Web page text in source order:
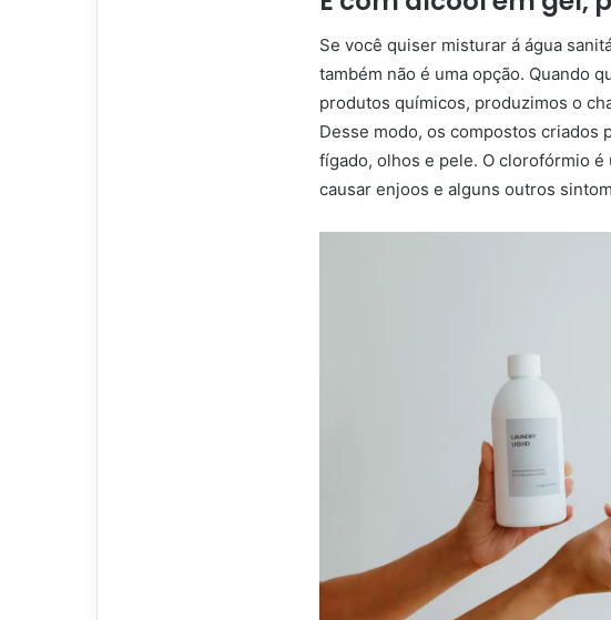
Se você quiser misturar á água
também não é uma opção. Quando
produtos químicos, produzimos o
Desse modo, os compostos criados
fígado, olhos e pele. O clorofórmio
causar enjoos e alguns outros